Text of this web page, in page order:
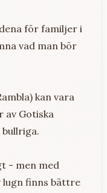
för familjer i
vad man bör
kan vara
av Gotiska
- men med
lugn finns bättre